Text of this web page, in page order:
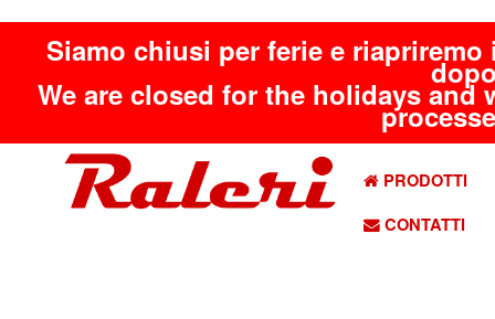
Siamo chiusi per ferie e
We are closed for the holidays
PRODOTTI
CONTATTI